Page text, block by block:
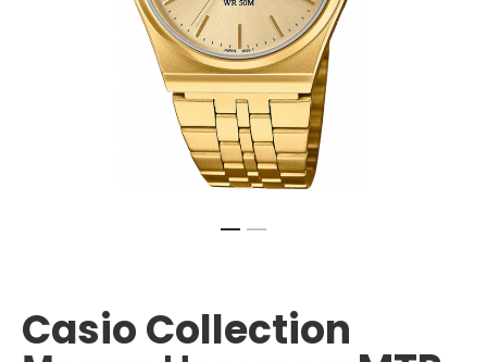
на
галерия
Casio Collection